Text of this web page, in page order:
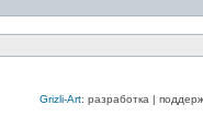
Grizli-Art: разработка |